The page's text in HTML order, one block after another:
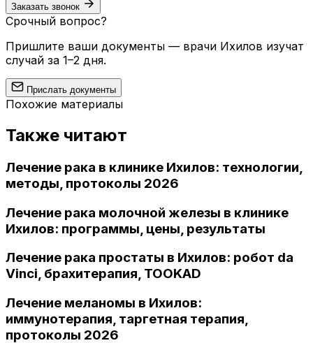
Заказать звонок
Срочный вопрос?
Пришлите ваши документы — врачи Ихилов изучат
случай за 1–2 дня.
Прислать документы
Похожие материалы
Также читают
Лечение рака в клинике Ихилов: технологии,
методы, протоколы 2026
Лечение рака молочной железы в клинике
Ихилов: программы, цены, результаты
Лечение рака простаты в Ихилов: робот da
Vinci, брахитерапия, TOOKAD
Лечение меланомы в Ихилов:
иммунотерапия, таргетная терапия,
протоколы 2026